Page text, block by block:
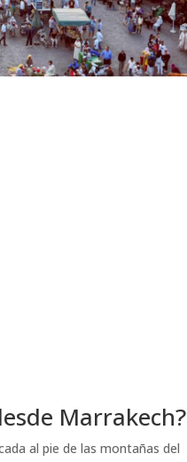
Marrakech?
al pie de las montañas del